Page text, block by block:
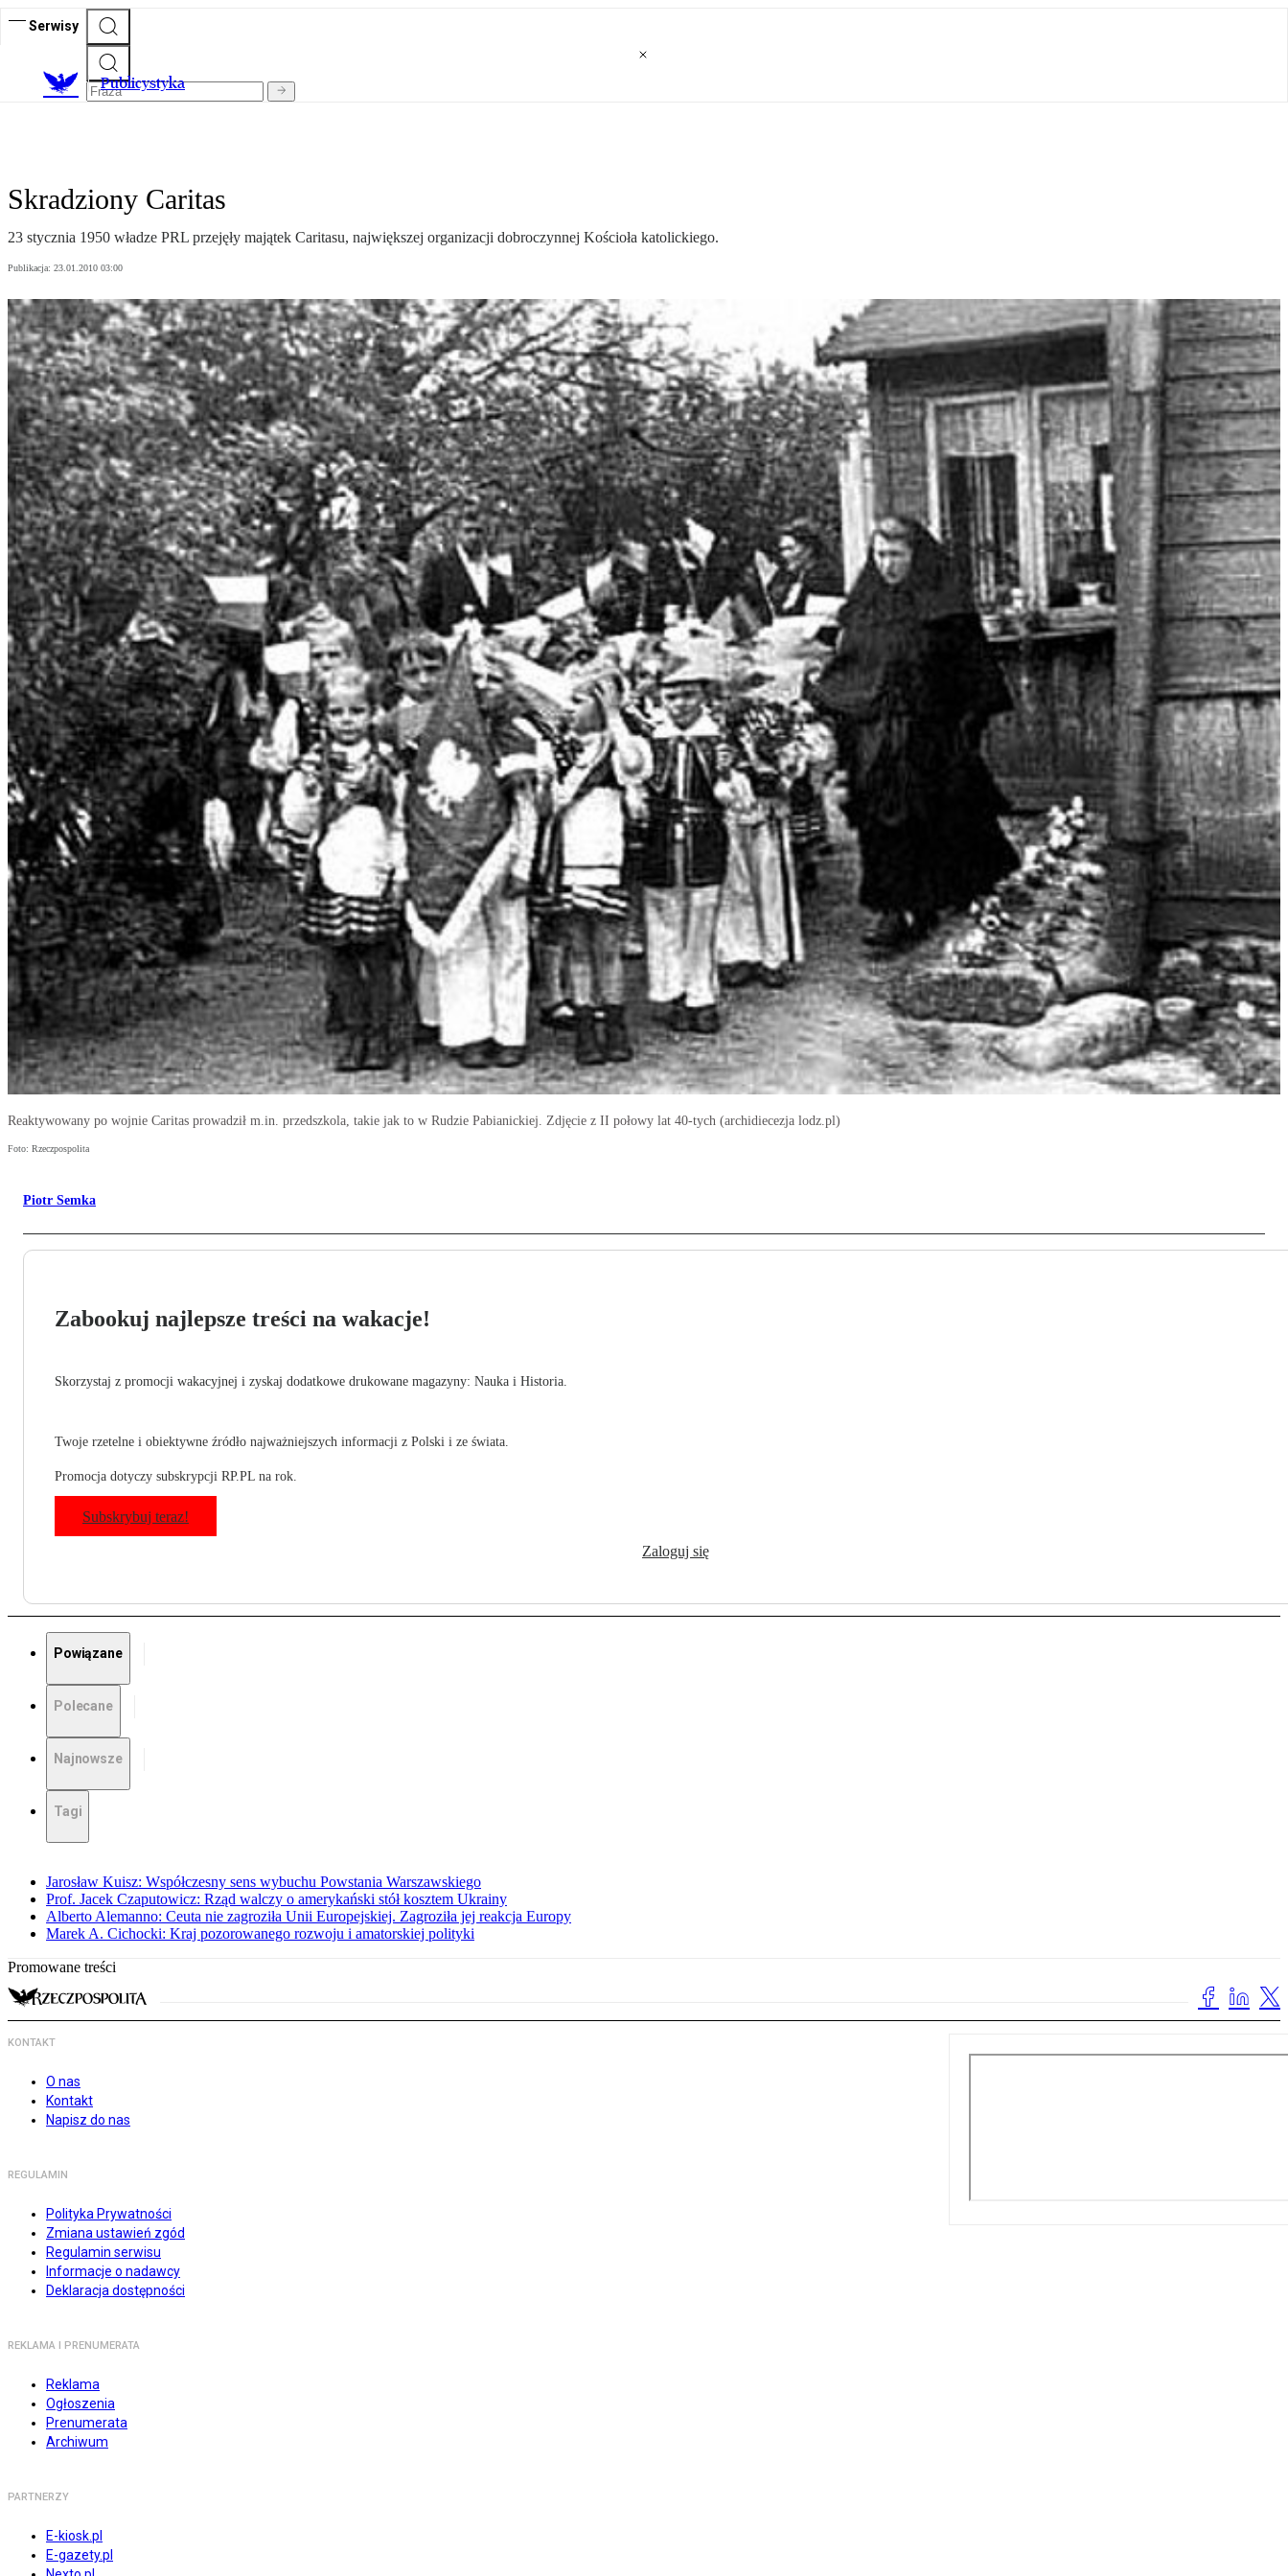
Serwisy
Publicystyka
Skradziony Caritas
23 stycznia 1950 władze PRL przejęły majątek Caritasu, największej organizacji dobroczynnej Kościoła katolickiego.
Publikacja: 23.01.2010 03:00
Reaktywowany po wojnie Caritas prowadził m.in. przedszkola, takie jak to w Rudzie Pabianickiej. Zdjęcie z II połowy lat 40-tych (archidiecezja lodz.pl)
Foto: Rzeczpospolita
Piotr Semka
Zabookuj najlepsze treści na wakacje!
Skorzystaj z promocji wakacyjnej i zyskaj dodatkowe drukowane magazyny: Nauka i Historia.
Twoje rzetelne i obiektywne źródło najważniejszych informacji z Polski i ze świata.
Promocja dotyczy subskrypcji RP.PL na rok.
Subskrybuj teraz!
Zaloguj się
Powiązane
Polecane
Najnowsze
Tagi
Jarosław Kuisz: Współczesny sens wybuchu Powstania Warszawskiego
Prof. Jacek Czaputowicz: Rząd walczy o amerykański stół kosztem Ukrainy
Alberto Alemanno: Ceuta nie zagroziła Unii Europejskiej. Zagroziła jej reakcja Europy
Marek A. Cichocki: Kraj pozorowanego rozwoju i amatorskiej polityki
Promowane treści
KONTAKT
O nas
Kontakt
Napisz do nas
REGULAMIN
Polityka Prywatności
Zmiana ustawień zgód
Regulamin serwisu
Informacje o nadawcy
Deklaracja dostępności
REKLAMA I PRENUMERATA
Reklama
Ogłoszenia
Prenumerata
Archiwum
PARTNERZY
E-kiosk.pl
E-gazety.pl